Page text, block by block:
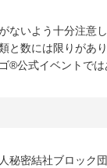
ないよう十分注意
と数には限りがあ
®公式イベントでは
秘密結社ブロック団